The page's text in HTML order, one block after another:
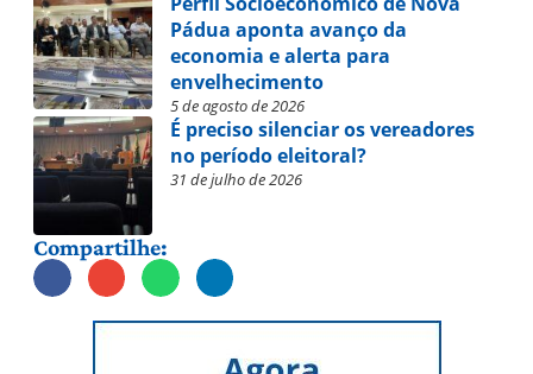
Pádua aponta avanço da
economia e alerta para
envelhecimento
5 de agosto de 2026
É preciso silenciar os vereadores
no período eleitoral?
31 de julho de 2026
Compartilhe: